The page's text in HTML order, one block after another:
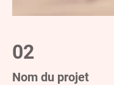
02
Nom du projet